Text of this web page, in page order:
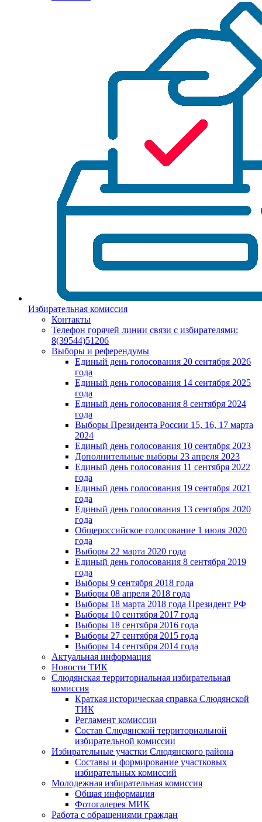
Избирательная комиссия
Контакты
Телефон горячей линии связи с избирателями:
8(39544)51206
Выборы и референдумы
Единый день голосования 20 сентября 2026
года
Единый день голосования 14 сентября 2025
года
Единый день голосования 8 сентября 2024
года
Выборы Президента России 15, 16, 17 марта
2024
Единый день голосования 10 сентября 2023
Дополнительные выборы 23 апреля 2023
Единый день голосования 11 сентября 2022
года
Единый день голосования 19 сентября 2021
года
Единый день голосования 13 сентября 2020
года
Общероссийское голосование 1 июля 2020
года
Выборы 22 марта 2020 года
Единый день голосования 8 сентября 2019
года
Выборы 9 сентября 2018 года
Выборы 08 апреля 2018 года
Выборы 18 марта 2018 года Президент РФ
Выборы 10 сентября 2017 года
Выборы 18 сентября 2016 года
Выборы 27 сентября 2015 года
Выборы 14 сентября 2014 года
Актуальная информация
Новости ТИК
Слюдянская территориальная избирательная
комиссия
Краткая историческая справка Слюдянской
ТИК
Регламент комиссии
Состав Слюдянской территориальной
избирательной комиссии
Избирательные участки Слюдянского района
Составы и формирование участковых
избирательных комиссий
Молодежная избирательная комиссия
Общая информация
Фотогалерея МИК
Работа с обращениями граждан